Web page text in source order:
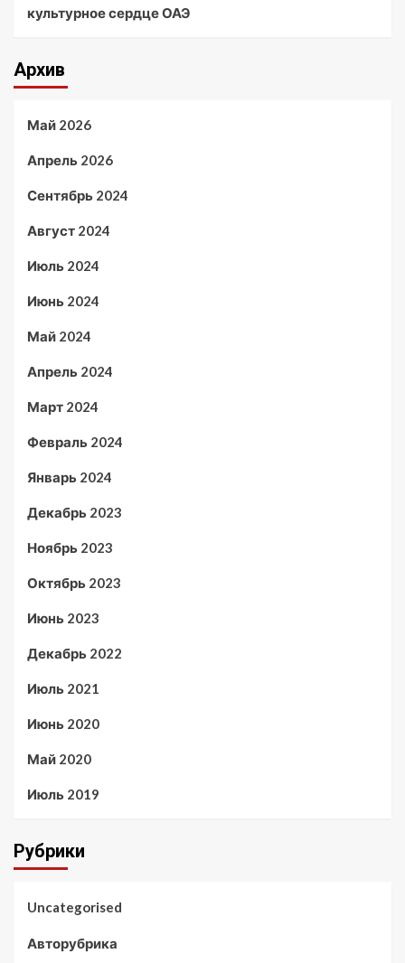
культурное сердце ОАЭ
Архив
Май 2026
Апрель 2026
Сентябрь 2024
Август 2024
Июль 2024
Июнь 2024
Май 2024
Апрель 2024
Март 2024
Февраль 2024
Январь 2024
Декабрь 2023
Ноябрь 2023
Октябрь 2023
Июнь 2023
Декабрь 2022
Июль 2021
Июнь 2020
Май 2020
Июль 2019
Рубрики
Uncategorised
Авторубрика